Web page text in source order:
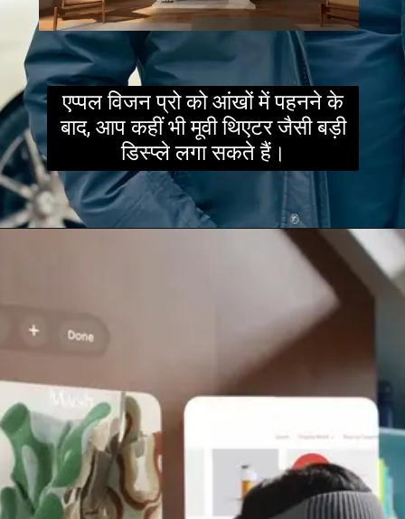
एप्पल विजन प्रो को आंखों में पहनने के
बाद, आप कहीं भी मूवी थिएटर जैसी बड़ी
डिस्प्ले लगा सकते हैं।